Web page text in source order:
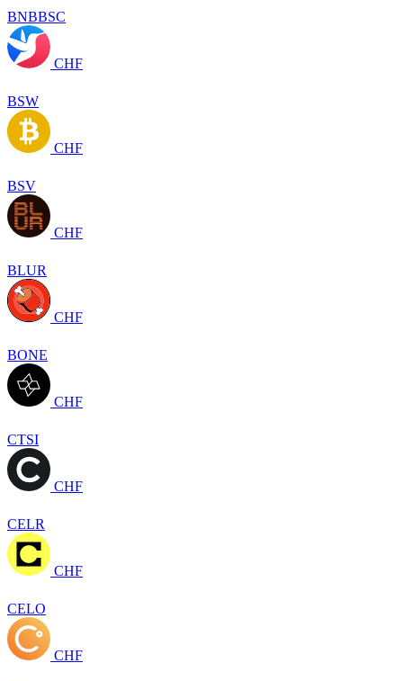
BNBBSC
CHF
BSW
CHF
BSV
CHF
BLUR
CHF
BONE
CHF
CTSI
CHF
CELR
CHF
CELO
CHF